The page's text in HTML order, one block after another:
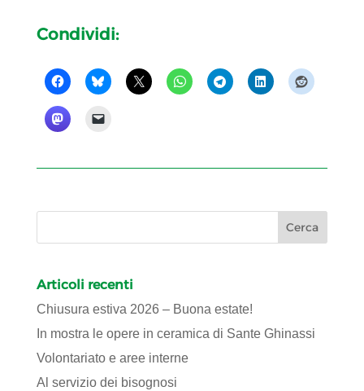
Condividi:
Articoli recenti
Chiusura estiva 2026 – Buona estate!
In mostra le opere in ceramica di Sante Ghinassi
Volontariato e aree interne
Al servizio dei bisognosi